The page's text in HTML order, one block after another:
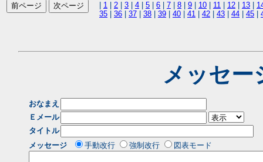
1 2 3 4 5 6 7 8 9 10 11 12 13
35
36 37 38 39 40 41 42 43 44 45
メッセー
おなまえ
Ｅメール
タイトル
メッセージ
手動改行 強制改行 図表モード